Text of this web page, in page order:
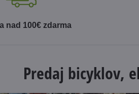
nad 100€ zdarma
Predaj bicyklov,